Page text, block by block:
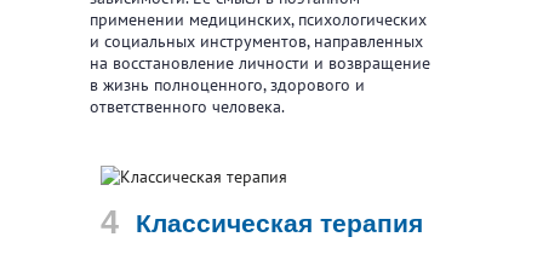
применении медицинских, психологических
и социальных инструментов, направленных
на восстановление личности и возвращение
в жизнь полноценного, здорового и
ответственного человека.
Классическая терапия